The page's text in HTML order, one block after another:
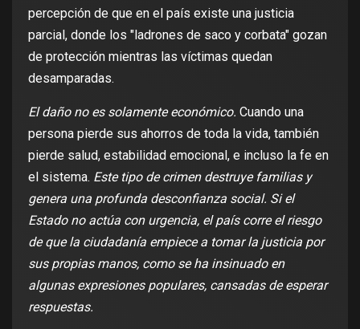
percepción de que en el país existe una justicia
parcial, donde los "ladrones de saco y corbata" gozan
de protección mientras las víctimas quedan
desamparadas.
El daño no es solamente económico. Cuando una
persona pierde sus ahorros de toda la vida, también
pierde salud, estabilidad emocional, e incluso la fe en
el sistema. Este tipo de crimen destruye familias y
genera una profunda desconfianza social. Si el
Estado no actúa con urgencia, el país corre el riesgo
de que la ciudadanía empiece a tomar la justicia por
sus propias manos, como se ha insinuado en
algunas expresiones populares, cansadas de esperar
respuestas.